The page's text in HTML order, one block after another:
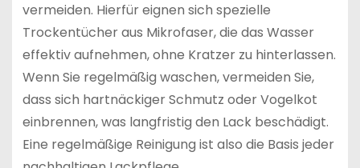
vermeiden. Hierfür eignen sich spezielle
Trockentücher aus Mikrofaser, die das Wasser
effektiv aufnehmen, ohne Kratzer zu hinterlassen.
Wenn Sie regelmäßig waschen, vermeiden Sie,
dass sich hartnäckiger Schmutz oder Vogelkot
einbrennen, was langfristig den Lack beschädigt.
Eine regelmäßige Reinigung ist also die Basis jeder